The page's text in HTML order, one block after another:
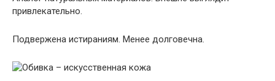
привлекательно.
Подвержена истираниям. Менее долговечна.